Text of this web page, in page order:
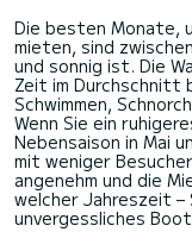
Die besten Monate,
mieten, sind
und sonnig ist. Die
Zeit im Durchschnitt
Schwimmen,
Wenn Sie ein
Nebensaison in Mai
mit weniger
angenehm und die
welcher Jahreszeit
unvergessliches